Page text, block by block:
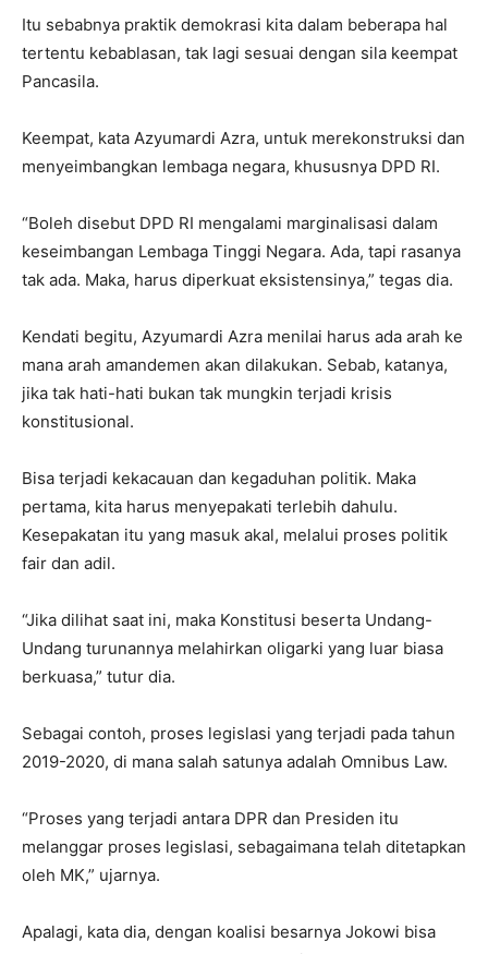
Itu sebabnya praktik demokrasi kita dalam beberapa hal
tertentu kebablasan, tak lagi sesuai dengan sila keempat
Pancasila.
Keempat, kata Azyumardi Azra, untuk merekonstruksi dan
menyeimbangkan lembaga negara, khususnya DPD RI.
“Boleh disebut DPD RI mengalami marginalisasi dalam
keseimbangan Lembaga Tinggi Negara. Ada, tapi rasanya
tak ada. Maka, harus diperkuat eksistensinya,” tegas dia.
Kendati begitu, Azyumardi Azra menilai harus ada arah ke
mana arah amandemen akan dilakukan. Sebab, katanya,
jika tak hati-hati bukan tak mungkin terjadi krisis
konstitusional.
Bisa terjadi kekacauan dan kegaduhan politik. Maka
pertama, kita harus menyepakati terlebih dahulu.
Kesepakatan itu yang masuk akal, melalui proses politik
fair dan adil.
“Jika dilihat saat ini, maka Konstitusi beserta Undang-
Undang turunannya melahirkan oligarki yang luar biasa
berkuasa,” tutur dia.
Sebagai contoh, proses legislasi yang terjadi pada tahun
2019-2020, di mana salah satunya adalah Omnibus Law.
“Proses yang terjadi antara DPR dan Presiden itu
melanggar proses legislasi, sebagaimana telah ditetapkan
oleh MK,” ujarnya.
Apalagi, kata dia, dengan koalisi besarnya Jokowi bisa